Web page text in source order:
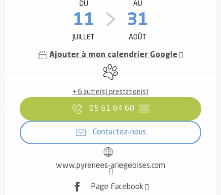
DU
11
JUILLET
AU
31
AOÛT
Ajouter à mon calendrier Google
Animaux acceptés
+ 6 autre(s) prestation(s)
05 61 64 60 ▒▒
Contactez-nous
www.pyrenees-ariegeoises.com
Page Facebook